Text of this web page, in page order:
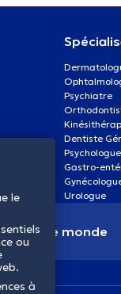
Psychiatre
Dentiste
Psychologue
Gastro-
Urologue
dans le monde
le
ou
à